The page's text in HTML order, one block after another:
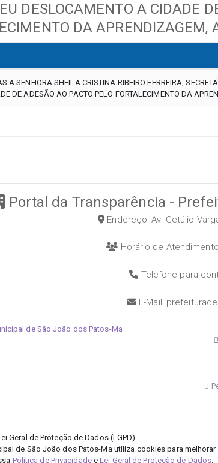
DESLOCAMENTO A CIDADE
DA
A SENHORA SHEILA CRISTINA RIBEIRO FERREIRA,
DE ADESÃO AO PACTO PELO FORTALECIMENTO DA
Portal da Transparência -
Endereço: Av. Getúlio
Horário de
Telefone para
E-Mail:
de São João dos Patos-Ma
Geral de Proteção de Dados (LGPD)
de São João dos Patos-Ma utiliza cookies para
Política de PrivacidadeeLei Geral de Proteção de Dados